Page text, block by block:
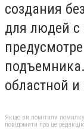
создания
для людей
областной
Якщо ви помітили помилку,
повідомити про це